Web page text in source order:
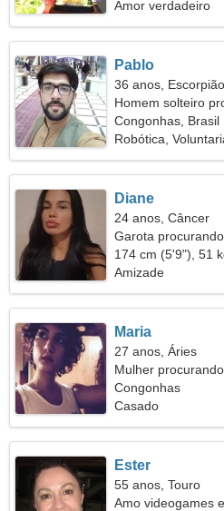
Amor verdadeiro
Pablo
36 anos, Escorpião
Homem solteiro
Congonhas, Brasil
Robótica,
Diane
24 anos, Câncer
Garota
174 cm (5'9"), 51
Amizade
Maria
27 anos, Áries
Mulher
Congonhas
Casado
Ester
55 anos, Touro
Amo videogames